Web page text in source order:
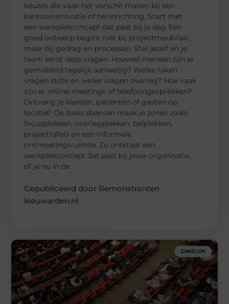
keuzes die vaak het verschil maken bij een
kantoorrenovatie of herinrichting. Start met
een werkplekconcept dat past bij je dag Een
goed ontwerp begint niet bij projectmeubilair,
maar bij gedrag en processen. Stel jezelf en je
team eerst deze vragen: Hoeveel mensen zijn er
gemiddeld tegelijk aanwezig? Welke taken
vragen stilte en welke vragen overleg? Hoe vaak
zijn er online meetings of telefoongesprekken?
Ontvang je klanten, patiënten of gasten op
locatie? Op basis daarvan maak je zones zoals
focusplekken, overlegplekken, belplekken,
projecttafels en een informele
ontmoetingsruimte. Zo ontstaat een
werkplekconcept dat past bij jouw organisatie,
of je nu in de
Gepubliceerd door Remonstranten
leeuwarden.nl
ZAKELIJK